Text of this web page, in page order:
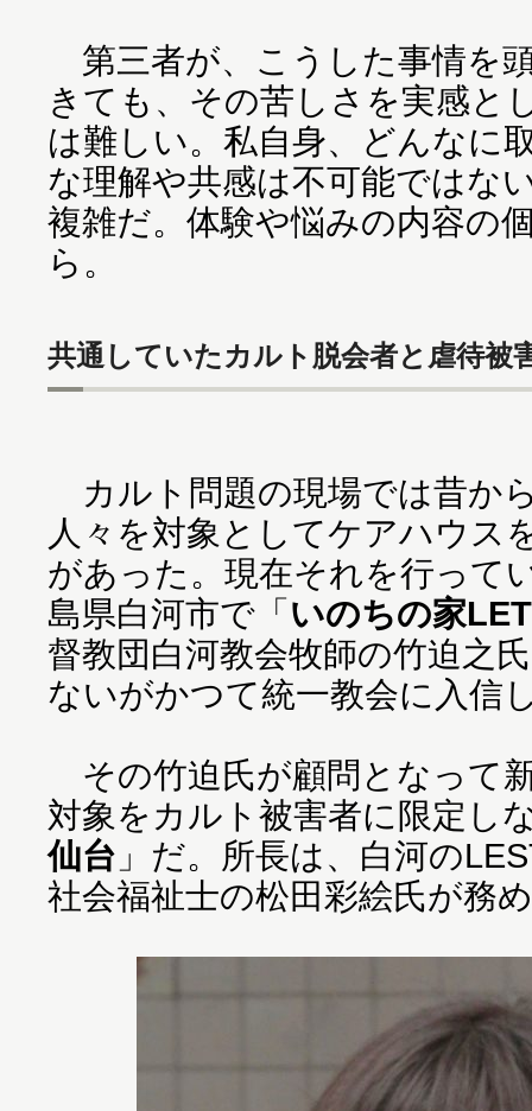
第三者が、こうした事情を
きても、その苦しさを実感と
は難しい。私自身、どんなに
な理解や共感は不可能ではな
複雑だ。体験や悩みの内容の
ら。
共通していたカルト脱会者と虐待被
カルト問題の現場では昔か
人々を対象としてケアハウス
があった。現在それを行って
島県白河市で「いのちの家
督教団白河教会牧師の竹迫之
ないがかつて統一教会に入信
その竹迫氏が顧問となって
対象をカルト被害者に限定し
仙台 」だ。所長は、白河の
社会福祉士の松田彩絵氏が務